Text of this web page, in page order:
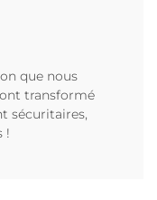
que nous
transformé
sécuritaires,
!